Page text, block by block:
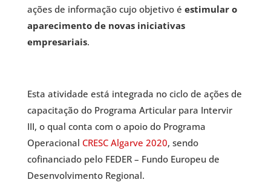
ações de informação cujo objetivo é estimular o
aparecimento de novas iniciativas
empresariais.
Esta atividade está integrada no ciclo de ações de
capacitação do Programa Articular para Intervir
III, o qual conta com o apoio do Programa
Operacional CRESC Algarve 2020, sendo
cofinanciado pelo FEDER – Fundo Europeu de
Desenvolvimento Regional.